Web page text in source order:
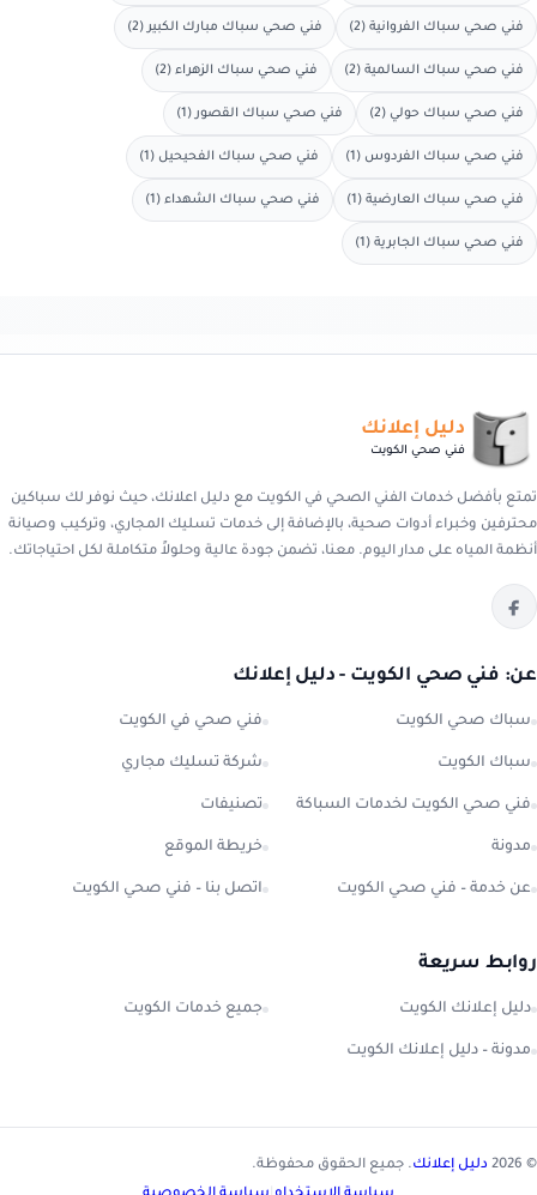
فني صحي سباك الفروانية (2) فني صحي سباك مبارك الكبير (2)
فني صحي سباك السالمية (2) فني صحي سباك الزهراء (2)
فني صحي سباك حولي (2) فني صحي سباك القصور (1)
فني صحي سباك الفردوس (1) فني صحي سباك الفحيحيل (1)
فني صحي سباك العارضية (1) فني صحي سباك الشهداء (1)
فني صحي سباك الجابرية (1)
دليل إعلانك
فني صحي الكويت
تمتع بأفضل خدمات الفني الصحي في الكويت مع دليل اعلانك، حيث نوفر لك سباكين
محترفين وخبراء أدوات صحية، بالإضافة إلى خدمات تسليك المجاري، وتركيب وصيانة
أنظمة المياه على مدار اليوم. معنا، تضمن جودة عالية وحلولاً متكاملة لكل احتياجاتك.
عن: فني صحي الكويت - دليل إعلانك
سباك صحي الكويت فني صحي في الكويت
سباك الكويت شركة تسليك مجاري
فني صحي الكويت لخدمات السباكة تصنيفات
مدونة خريطة الموقع
عن خدمة – فني صحي الكويت اتصل بنا – فني صحي الكويت
روابط سريعة
دليل إعلانك الكويت جميع خدمات الكويت
مدونة – دليل إعلانك الكويت
© 2026 دليل إعلانك. جميع الحقوق محفوظة.